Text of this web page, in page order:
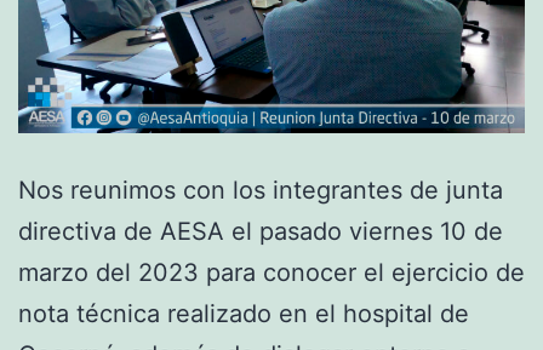
Nos reunimos con los integrantes de junta
directiva de AESA el pasado viernes 10 de
marzo del 2023 para conocer el ejercicio de
nota técnica realizado en el hospital de